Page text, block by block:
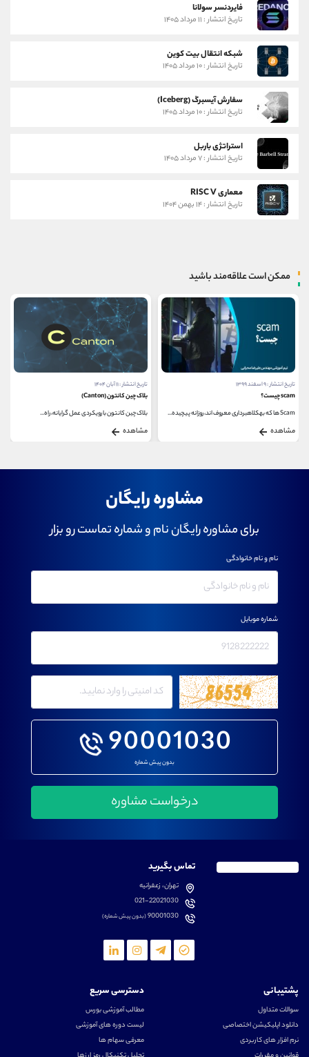
فایردنسر سولانا
تاریخ انتشار : ۱۱ مرداد ۱۴۰۵
شبکه انتقال بیت کوین
تاریخ انتشار : ۱۰ مرداد ۱۴۰۵
سفارش آیسبرگ (Iceberg)
تاریخ انتشار : ۱۰ مرداد ۱۴۰۵
استراتژی باربل
تاریخ انتشار : ۷ مرداد ۱۴۰۵
معماری RISC V
تاریخ انتشار : ۱۴ بهمن ۱۴۰۴
ممکن است علاقه‌مند باشید
تاریخ انتشار : ۹ اسفند ۱۳۹۹
scam چیست؟
Scam ها که بهکلاهبرداری معروف اند، روزانه پیچیده...
مشاهده
تاریخ انتشار : ۱۱ آبان ۱۴۰۴
بلاک چین کانتون (Canton)
بلاک چین کانتون با رویکردی عمل ‌گرایانه، راه‌...
مشاهده
مشاوره رایگان
برای مشاوره رایگان نام و شماره تماست رو بزار
90001030
بدون پیش شماره
نام و نام خانوادگی
شماره موبایل
تماس بگیرید
تهران، زعفرانیه
021-22021030
90001030(بدون پیش شماره)
پشتیبانی
سوالات متداول
دانلود اپلیکیشن اختصاصی
نرم افزار های کاربردی
دسترسی سریع
مطالب آموزشی بورس
لیست دوره های آموزشی
معرفی سهام ها